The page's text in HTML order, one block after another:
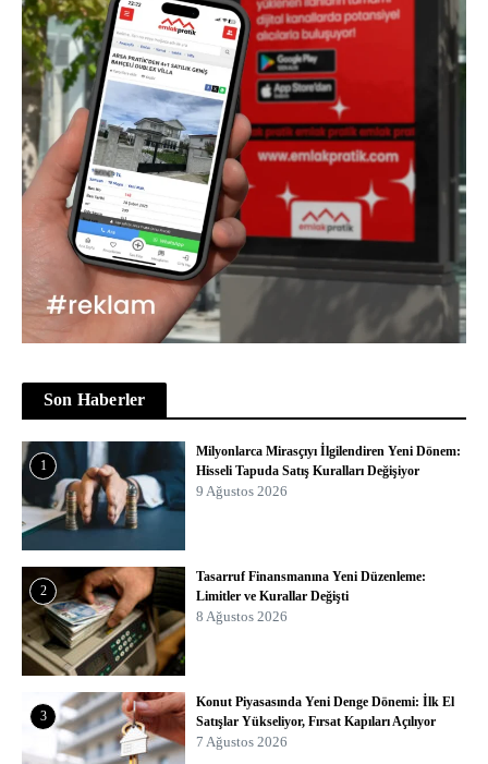
Son Haberler
1
Milyonlarca Mirasçıyı İlgilendiren Yeni Dönem:
Hisseli Tapuda Satış Kuralları Değişiyor
9 Ağustos 2026
2
Tasarruf Finansmanına Yeni Düzenleme:
Limitler ve Kurallar Değişti
8 Ağustos 2026
3
Konut Piyasasında Yeni Denge Dönemi: İlk El
Satışlar Yükseliyor, Fırsat Kapıları Açılıyor
7 Ağustos 2026